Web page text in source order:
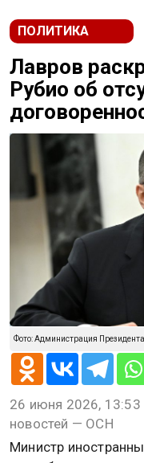
ПОЛИТИКА
Лавров
Рубио об
Фото: Администрация
26 июня 2026,
новостей — ОСН
Министр